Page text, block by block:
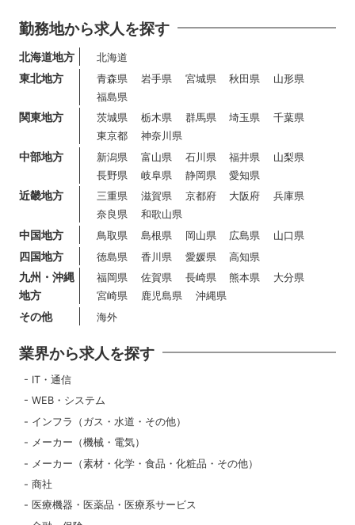
勤務地から求人を探す
北海道地方 北海道
東北地方 青森県 岩手県 宮城県 秋田県
山形県
福島県
関東地方 茨城県 栃木県 群馬県 埼玉県
千葉県
東京都
神奈川県
中部地方 新潟県 富山県 石川県 福井県
山梨県
長野県
岐阜県 静岡県 愛知県
近畿地方 三重県 滋賀県 京都府 大阪府
兵庫県
奈良県
和歌山県
中国地方 鳥取県 島根県 岡山県 広島県 山口県
四国地方 徳島県 香川県 愛媛県 高知県
九州・沖縄
地方
福岡県 佐賀県 長崎県 熊本県
大分県
宮崎県
鹿児島県 沖縄県
その他 海外
業界から求人を探す
IT・通信
WEB・システム
インフラ（ガス・水道・その他）
メーカー（機械・電気）
メーカー（素材・化学・食品・化粧品・その他）
商社
医療機器・医薬品・医療系サービス